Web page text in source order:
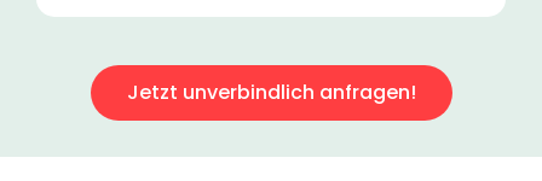
Jetzt unverbindlich anfragen!